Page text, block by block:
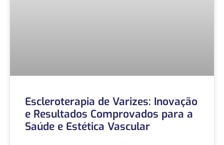
Escleroterapia de Varizes: Inovação
e Resultados Comprovados para a
Saúde e Estética Vascular